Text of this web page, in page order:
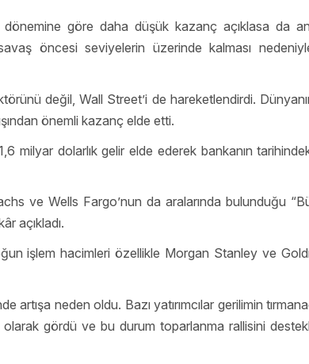
göre daha düşük kazanç açıklasa da
öncesi seviyelerin üzerinde kalması
değil, Wall Street’i de hareketlendirdi.
önemli kazanç elde etti.
milyar dolarlık gelir elde ederek bankanın
ve Wells Fargo’nun da aralarında bulunduğu
açıkladı.
işlem hacimleri özellikle Morgan Stanley ve
artışa neden oldu. Bazı yatırımcılar gerilimin
olarak gördü ve bu durum toparlanma rallisini